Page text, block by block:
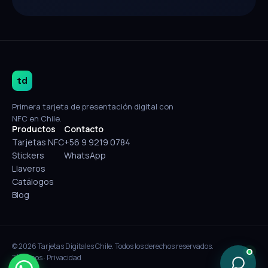
td
Primera tarjeta de presentación digital con
NFC en Chile.
Productos
Tarjetas NFC
Stickers
Llaveros
Catálogos
Blog
Contacto
+56 9 9219 0784
WhatsApp
© 2026 Tarjetas Digitales Chile. Todos los derechos reservados.
Términos· Privacidad